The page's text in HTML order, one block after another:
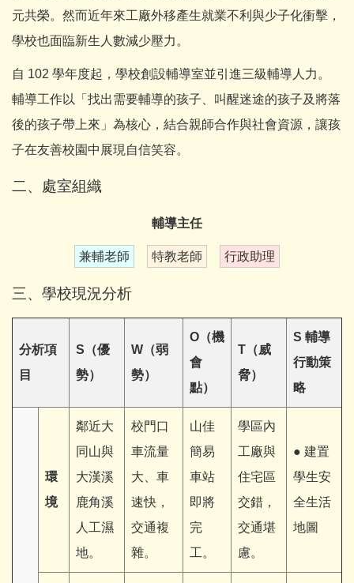
元共榮。然而近年來工廠外移產生就業不利與少子化衝擊，
學校也面臨新生人數減少壓力。
自 102 學年度起，學校創設輔導室並引進三級輔導人力。
輔導工作以「找出需要輔導的孩子、叫醒迷途的孩子及將落
後的孩子帶上來」為核心，結合親師合作與社會資源，讓孩
子在友善校園中展現自信笑容。
二、處室組織
輔導主任
兼輔老師 特教老師 行政助理
三、學校現況分析
分析項
目
S（優
勢）
W（弱
勢）
O（機
會
點）
T（威
脅）
S 輔導
行動策
略
環
境
鄰近大
同山與
大漢溪
鹿角溪
人工濕
地。
校門口
車流量
大、車
速快，
交通複
雜。
山佳
簡易
車站
即將
完
工。
學區內
工廠與
住宅區
交錯，
交通堪
慮。
● 建置
學生安
全生活
地圖